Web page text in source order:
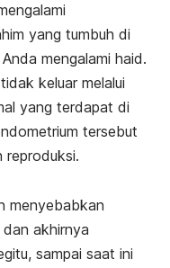
yang tumbuh di
mengalami haid.
keluar melalui
yang terdapat di
tersebut
reproduksi.
menyebabkan
akhirnya
sampai saat ini